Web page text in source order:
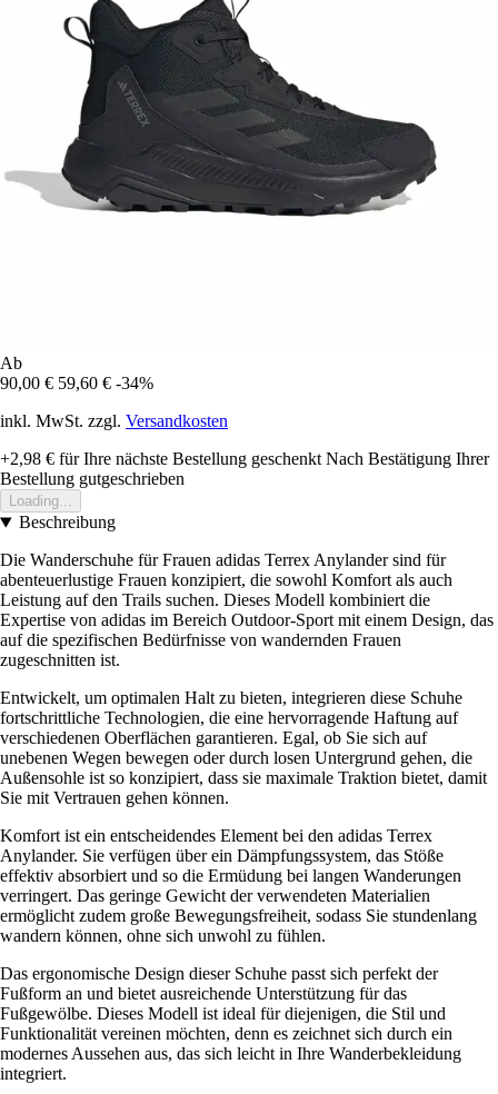
Ab
90,00 € 59,60 € -34%
inkl. MwSt. zzgl. Versandkosten
+2,98 € für Ihre nächste Bestellung geschenkt Nach Bestätigung Ihrer
Bestellung gutgeschrieben
Loading...
Beschreibung
Die Wanderschuhe für Frauen adidas Terrex Anylander sind für
abenteuerlustige Frauen konzipiert, die sowohl Komfort als auch
Leistung auf den Trails suchen. Dieses Modell kombiniert die
Expertise von adidas im Bereich Outdoor-Sport mit einem Design, das
auf die spezifischen Bedürfnisse von wandernden Frauen
zugeschnitten ist.
Entwickelt, um optimalen Halt zu bieten, integrieren diese Schuhe
fortschrittliche Technologien, die eine hervorragende Haftung auf
verschiedenen Oberflächen garantieren. Egal, ob Sie sich auf
unebenen Wegen bewegen oder durch losen Untergrund gehen, die
Außensohle ist so konzipiert, dass sie maximale Traktion bietet, damit
Sie mit Vertrauen gehen können.
Komfort ist ein entscheidendes Element bei den adidas Terrex
Anylander. Sie verfügen über ein Dämpfungssystem, das Stöße
effektiv absorbiert und so die Ermüdung bei langen Wanderungen
verringert. Das geringe Gewicht der verwendeten Materialien
ermöglicht zudem große Bewegungsfreiheit, sodass Sie stundenlang
wandern können, ohne sich unwohl zu fühlen.
Das ergonomische Design dieser Schuhe passt sich perfekt der
Fußform an und bietet ausreichende Unterstützung für das
Fußgewölbe. Dieses Modell ist ideal für diejenigen, die Stil und
Funktionalität vereinen möchten, denn es zeichnet sich durch ein
modernes Aussehen aus, das sich leicht in Ihre Wanderbekleidung
integriert.